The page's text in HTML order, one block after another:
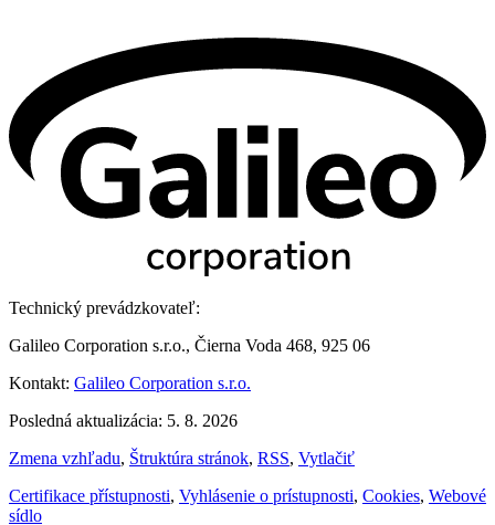
Technický prevádzkovateľ:
Galileo Corporation s.r.o., Čierna Voda 468, 925 06
Kontakt: Galileo Corporation s.r.o.
Posledná aktualizácia: 5. 8. 2026
Zmena vzhľadu, Štruktúra stránok, RSS, Vytlačiť
Certifikace přístupnosti, Vyhlásenie o prístupnosti, Cookies, Webové
sídlo